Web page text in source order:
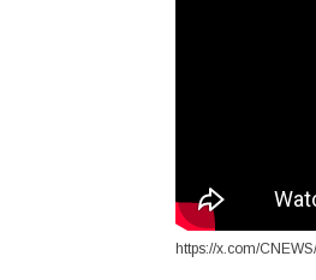
https://x.com/